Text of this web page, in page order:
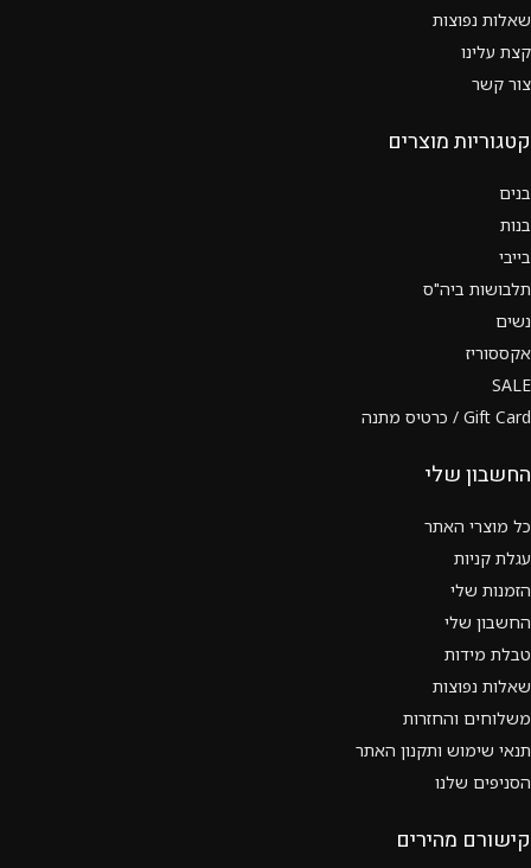
שאלות נפוצות
קצת עלינו
צור קשר
קטגוריות מוצרים
בנים
בנות
בייבי
תלבושות ביה"ס
נשים
אקססוריז
SALE
Gift Card / כרטיס מתנה
החשבון שלי
כל מוצרי האתר
עגלת קניות
הזמנות שלי
החשבון שלי
טבלת מידות
שאלות נפוצות
משלוחים והחזרות
תנאי שימוש ותקנון האתר
הסניפים שלנו
קישורם מהירים